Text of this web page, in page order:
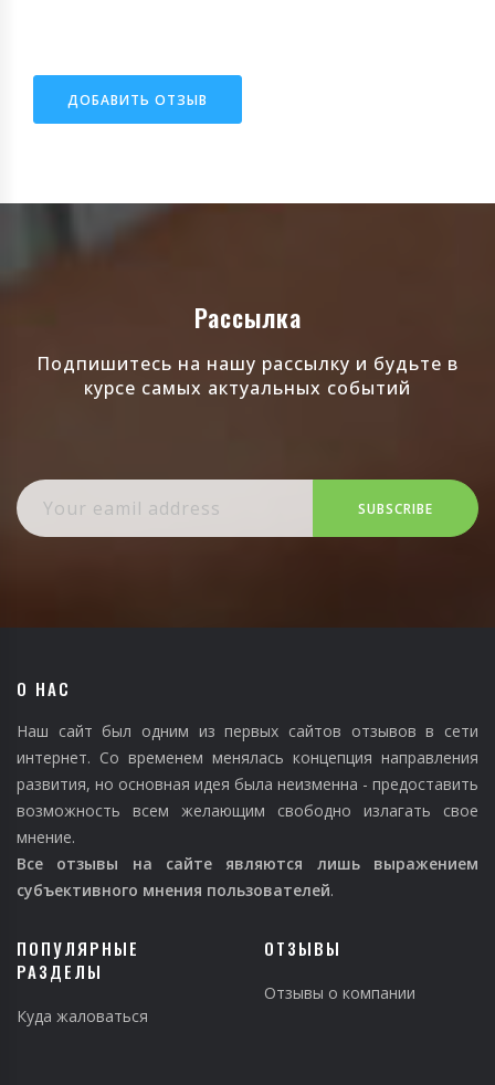
ДОБАВИТЬ ОТЗЫВ
Рассылка
Подпишитесь на нашу рассылку и будьте в
курсе самых актуальных событий
SUBSCRIBE
О НАС
Наш сайт был одним из первых сайтов отзывов в сети
интернет. Со временем менялась концепция направления
развития, но основная идея была неизменна - предоставить
возможность всем желающим свободно излагать свое
мнение.
Все отзывы на сайте являются лишь выражением
субъективного мнения пользователей.
ПОПУЛЯРНЫЕ
РАЗДЕЛЫ
Куда жаловаться
ОТЗЫВЫ
Отзывы о компании